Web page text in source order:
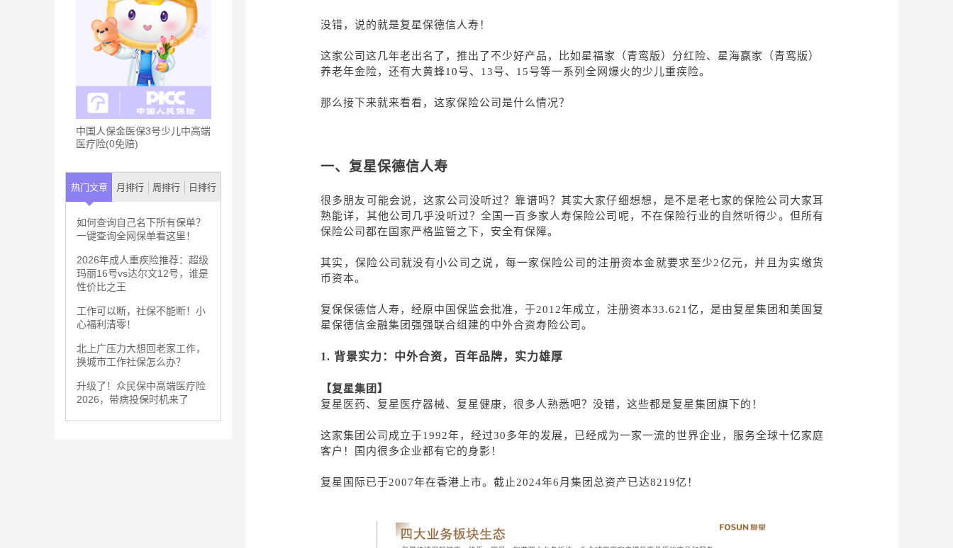
中国人保金医保3号少儿中高端
医疗险(0免赔)
热门文章 月排行 周排行 日排行
如何查询自己名下所有保单？
一键查询全网保单看这里！
2026年成人重疾险推荐：超级
玛丽16号vs达尔文12号，谁是
性价比之王
工作可以断，社保不能断！小
心福利清零！
北上广压力大想回老家工作，
换城市工作社保怎么办？
升级了！众民保中高端医疗险
2026，带病投保时机来了
没错，说的就是复星保德信人寿！
这家公司这几年老出名了，推出了不少好产品，比如星福家（青鸾版）分红险、星海赢家（青鸾版）
养老年金险，还有大黄蜂10号、13号、15号等一系列全网爆火的少儿重疾险。
那么接下来就来看看，这家保险公司是什么情况？
一、 复星保德信人寿
很多朋友可能会说，这家公司没听过？靠谱吗？其实大家仔细想想，是不是老七家的保险公司大家耳
熟能详，其他公司几乎没听过？全国一百多家人寿保险公司呢，不在保险行业的自然听得少。但所有
保险公司都在国家严格监管之下，安全有保障。
其实，保险公司就没有小公司之说，每一家保险公司的注册资本金就要求至少2亿元，并且为实缴货
币资本。
复保保德信人寿，经原中国保监会批准， 于2012年成立，注册资本33.621亿，是由复星集团和美国复
星保德信金融集团强强联合组建的中外合资寿险公司。
1. 背景实力：中外合资，百年品牌，实力雄厚
【复星集团】
复星医药、复星医疗器械、复星健康，很多人熟悉吧？没错，这些都是复星集团旗下的！
这家集团公司成立于1992年，经过30多年的发展，已经成为一家一流的世界企业，服务全球十亿家庭
客户！国内很多企业都有它的身影！
复星国际已于2007年在香港上市。截止2024年6月集团总资产已达8219亿！